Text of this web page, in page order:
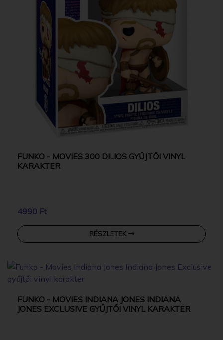
FUNKO - MOVIES 300 DILIOS GYŰJTŐI VINYL
KARAKTER
4990 Ft
RÉSZLETEK
FUNKO - MOVIES INDIANA JONES INDIANA
JONES EXCLUSIVE GYŰJTŐI VINYL KARAKTER